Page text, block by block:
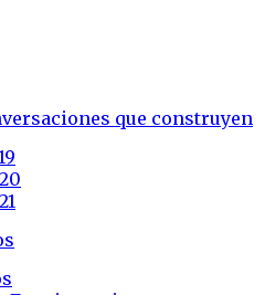
que construyen